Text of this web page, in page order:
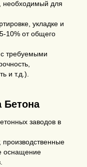
необходимый для
укладке и
10% от общего
требуемыми
и т.д.).
Бетона
заводов в
оснащение